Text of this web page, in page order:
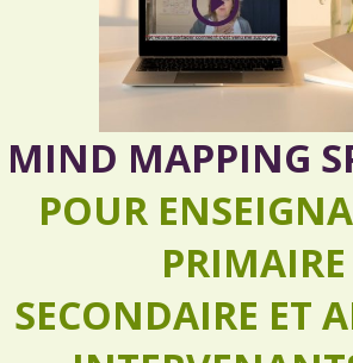
MIND MAPPING
POUR
PRIMAIRE
SECONDAIRE ET